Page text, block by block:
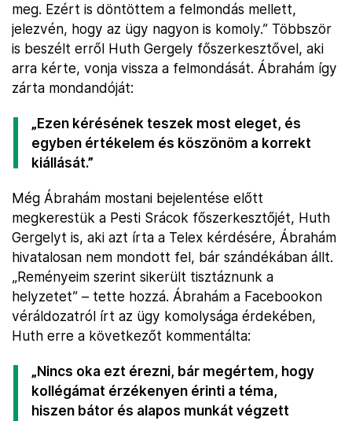
meg. Ezért is döntöttem a felmondás mellett,
jelezvén, hogy az ügy nagyon is komoly.” Többször
is beszélt erről Huth Gergely főszerkesztővel, aki
arra kérte, vonja vissza a felmondását. Ábrahám így
zárta mondandóját:
„Ezen kérésének teszek most eleget, és
egyben értékelem és köszönöm a korrekt
kiállását.”
Még Ábrahám mostani bejelentése előtt
megkerestük a Pesti Srácok főszerkesztőjét, Huth
Gergelyt is, aki azt írta a Telex kérdésére, Ábrahám
hivatalosan nem mondott fel, bár szándékában állt.
„Reményeim szerint sikerült tisztáznunk a
helyzetet” – tette hozzá. Ábrahám a Facebookon
véráldozatról írt az ügy komolysága érdekében,
Huth erre a következőt kommentálta:
„Nincs oka ezt érezni, bár megértem, hogy
kollégámat érzékenyen érinti a téma,
hiszen bátor és alapos munkát végzett